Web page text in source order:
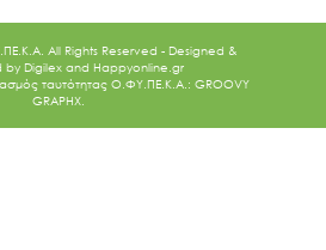
All Rights Reserved - Designed &
by Digilex and Happyonline.gr
ταυτότητας Ο.ΦΥ.ΠΕ.Κ.Α.: GROOVY
GRAPHX.